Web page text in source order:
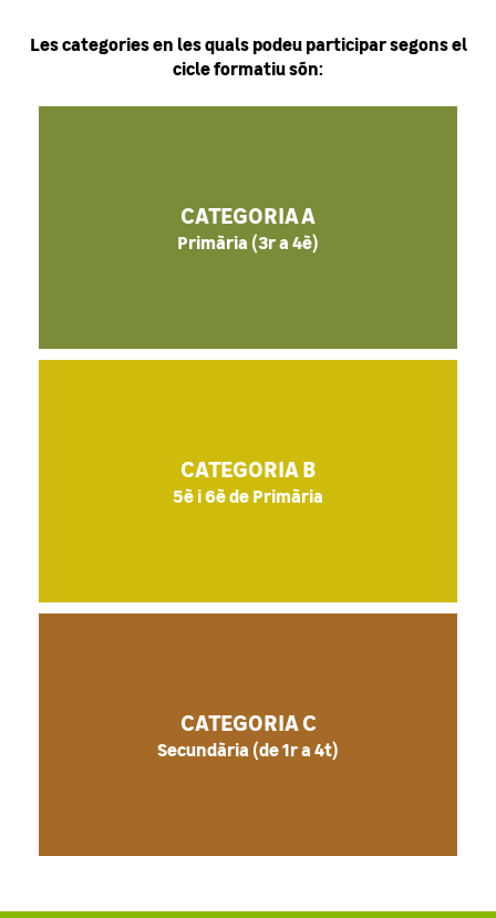
Les categories en les quals podeu participar segons el
cicle formatiu són:
CATEGORIA A
Primària (3r a 4è)
CATEGORIA B
5è i 6è de Primària
CATEGORIA C
Secundària (de 1r a 4t)